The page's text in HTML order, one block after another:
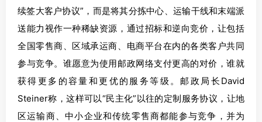
续签大客户协议”，而是将其分拣中心、运输干线和末端派
送能力视作一种稀缺资源，通过招标和逆向竞价，让包括
全国零售商、区域承运商、电商平台在内的各类客户共同
参与竞争。谁愿意为使用邮政网络支付更高的对价，谁就
获得更多的容量和更优的服务等级。邮政局长David
Steiner称，这样可以“民主化”以往的定制服务协议，让地
区运输商、中小企业和传统零售商都能参与竞争，并为